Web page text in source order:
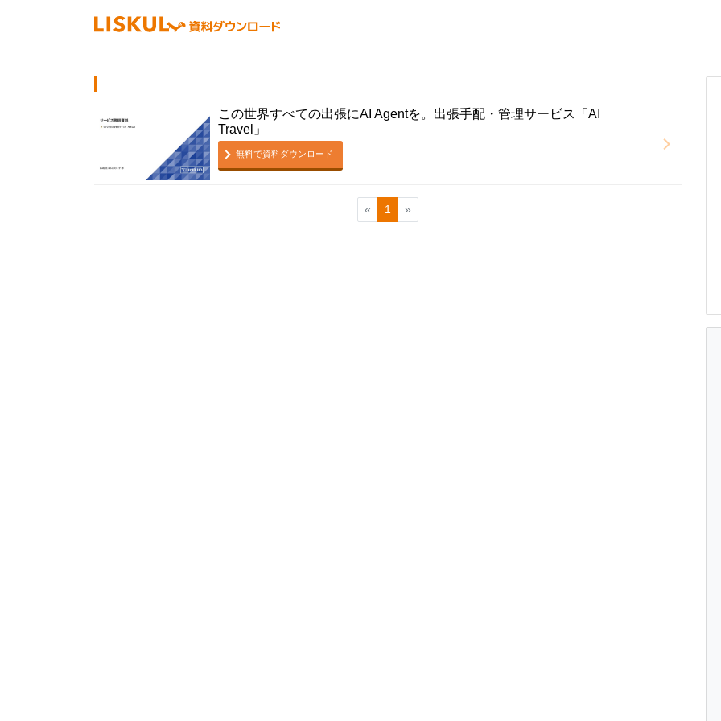
この世界すべての出張にAI Agentを。出張手配・管理サービス「AI
Travel」
無料で資料ダウンロード
« 1 »